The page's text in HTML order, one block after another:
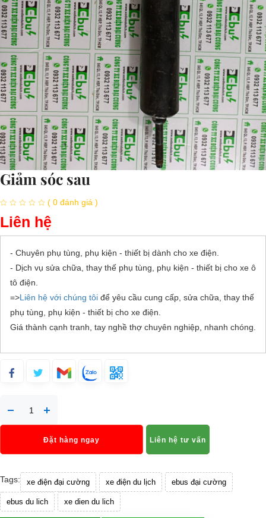
Giảm sóc sau
( 0 đánh giá )
Liên hệ
- Chuyên phụ tùng, phụ kiện - thiết bị dành cho xe điện.
- Dịch vụ sửa chữa, thay thế phụ tùng, phụ kiện - thiết bị cho xe ô
tô điện.
=>Liên hệ với chúng tôi để yêu cầu cung cấp, sửa chữa, thay thế
phụ tùng, phụ kiện - thiết bị cho xe điện.
Giá thành cạnh tranh, tay nghề thợ chuyên nghiệp, nhanh chóng.
Đặt hàng ngay Liên hệ tư vấn
Tags: xe điện đại cường xe điện du lịch ebus đại cường
ebus du lich xe dien du lich